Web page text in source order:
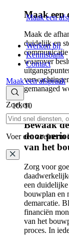
Maak een
Werken bij
Kennisbank
Contact
Maak een afspraak
Zoeken
Voer een zoekterm
Maak een
Maak de
duidelijk en
waarover
gemanaged
10
Bewaak
door
van het
Zorg voor
een
bouwplan en
demarcatie.
financiën
van het
proces. In